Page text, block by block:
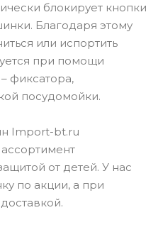
блокирует кнопки
Благодаря этому
или испортить
при помощи
фиксатора,
посудомойки.
Import-bt.ru
от детей. У нас
по акции, а при